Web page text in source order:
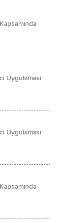
143 mn
bilanço
payı
TL):
artışlar
Uygulaması
Uygulaması